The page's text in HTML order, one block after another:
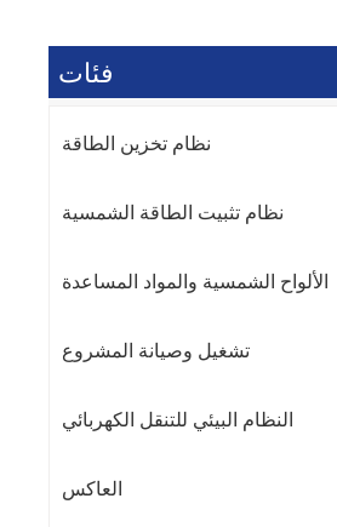
فئات
نظام تخزين الطاقة
نظام تثبيت الطاقة الشمسية
الألواح الشمسية والمواد المساعدة
تشغيل وصيانة المشروع
النظام البيئي للتنقل الكهربائي
العاكس